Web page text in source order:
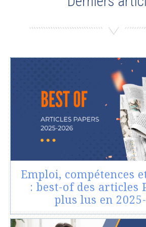
Emploi, compétences
: best-of des articles
plus lus en